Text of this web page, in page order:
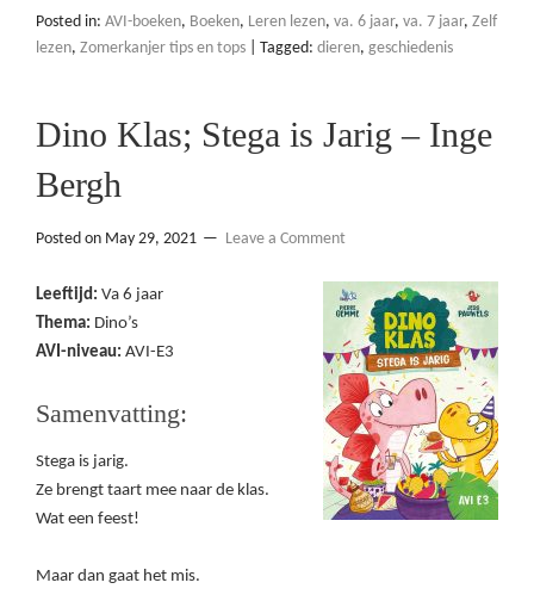
Posted in: AVI-boeken, Boeken, Leren lezen, va. 6 jaar, va. 7 jaar, Zelf
lezen, Zomerkanjer tips en tops Tagged: dieren, geschiedenis
Dino Klas; Stega is Jarig – Inge
Bergh
Posted on May 29, 2021 Leave a Comment
Leeftijd: Va 6 jaar
Thema: Dino’s
AVI-niveau: AVI-E3
Samenvatting:
Stega is jarig.
Ze brengt taart mee naar de klas.
Wat een feest!
Maar dan gaat het mis.